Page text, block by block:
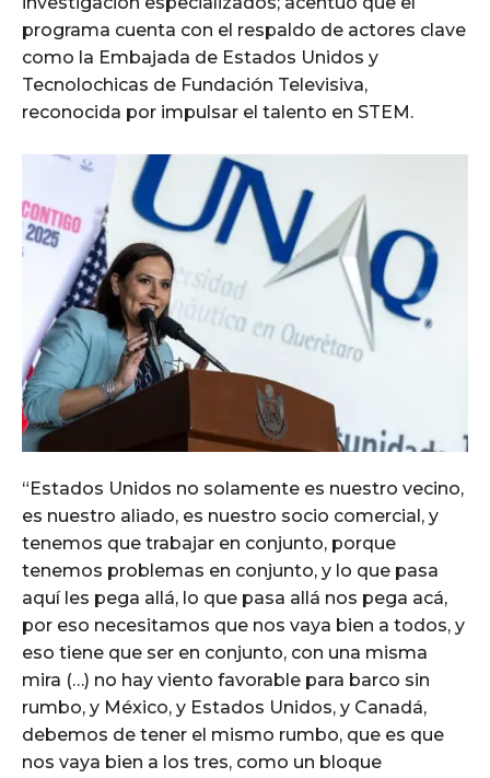
programa cuenta con el respaldo de actores clave
como la Embajada de Estados Unidos y
Tecnolochicas de Fundación Televisiva,
reconocida por impulsar el talento en STEM.
“Estados Unidos no solamente es nuestro vecino,
es nuestro aliado, es nuestro socio comercial, y
tenemos que trabajar en conjunto, porque
tenemos problemas en conjunto, y lo que pasa
aquí les pega allá, lo que pasa allá nos pega acá,
por eso necesitamos que nos vaya bien a todos, y
eso tiene que ser en conjunto, con una misma
mira (…) no hay viento favorable para barco sin
rumbo, y México, y Estados Unidos, y Canadá,
debemos de tener el mismo rumbo, que es que
nos vaya bien a los tres, como un bloque